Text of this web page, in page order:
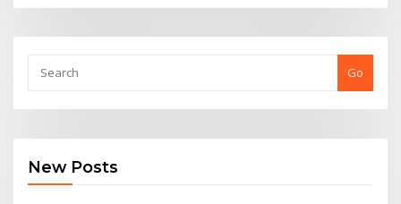
Go
New Posts